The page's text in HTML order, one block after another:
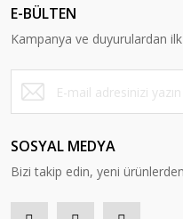
E-BÜLTEN
Kampanya ve duyurulardan
SOSYAL MEDYA
Bizi takip edin, yeni